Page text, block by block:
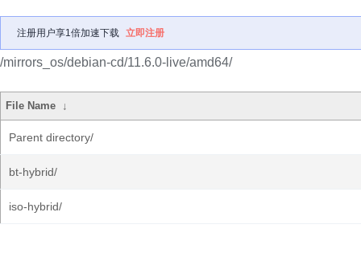
注册用户享1倍加速下载 立即注册
/mirrors_os/debian-cd/11.6.0-live/amd64/
File Name ↓
Parent directory/
bt-hybrid/
iso-hybrid/